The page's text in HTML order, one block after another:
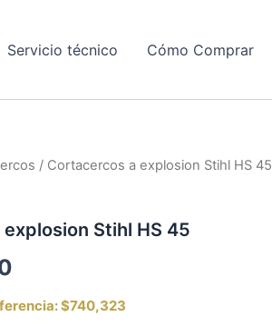
Servicio técnico Cómo Comprar
/ Cortacercos a explosion Stihl HS 45
Stihl HS 45
$740,323